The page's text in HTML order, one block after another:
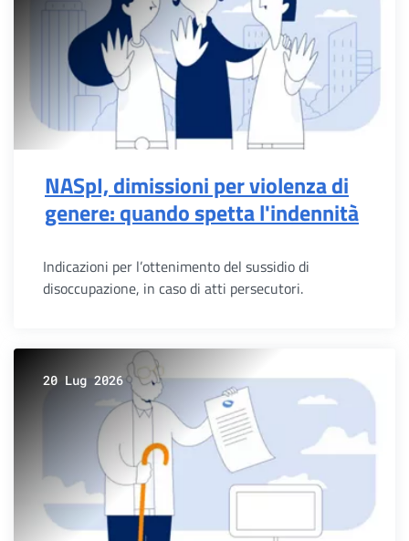
NASpI, dimissioni per violenza di
genere: quando spetta l'indennità
Indicazioni per l’ottenimento del sussidio di
disoccupazione, in caso di atti persecutori.
20 Lug 2026